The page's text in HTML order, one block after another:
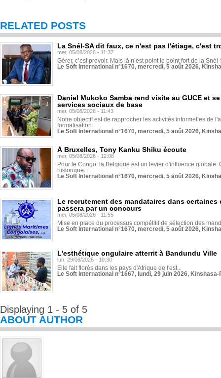
RELATED POSTS
La Snél-SA dit faux, ce n'est pas l'étiage, c'est
mer, 05/08/2026 - 11:37
Gérer, c’est prévoir. Mais là n’est point le point fort de la
Le Soft International n°1670, mercredi, 5 août 2026,
Daniel Mukoko Samba rend visite au GUCE et
services sociaux de base
mer, 05/08/2026 - 11:43
Notre objectif est de rapprocher les activités informelles de
formalisation.
Le Soft International n°1670, mercredi, 5 août 2026,
À Bruxelles, Tony Kanku Shiku écoute
mer, 05/08/2026 - 12:06
Pour le Congo, la Belgique est un levier d'influence globale.
historique...
Le Soft International n°1670, mercredi, 5 août 2026,
Le recrutement des mandataires dans
passera par un concours
mer, 05/08/2026 - 11:55
Mise en place du processus compétitif de sélection des
Le Soft International n°1670, mercredi, 5 août 2026,
L'esthétique ongulaire atterrit à Bandundu Ville
lun, 29/06/2026 - 10:30
Elle fait florès dans les pays d'Afrique de l'est...
Le Soft International n°1667, lundi, 29 juin 2026,
Displaying 1 - 5 of 5
ABOUT AUTHOR